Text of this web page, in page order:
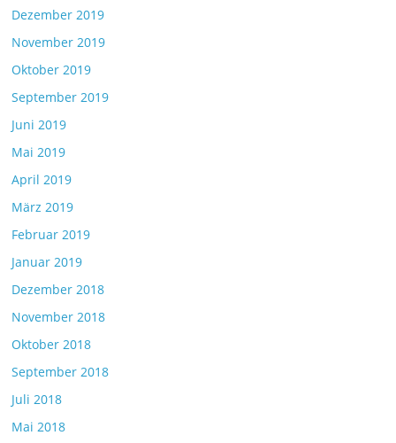
Dezember 2019
November 2019
Oktober 2019
September 2019
Juni 2019
Mai 2019
April 2019
März 2019
Februar 2019
Januar 2019
Dezember 2018
November 2018
Oktober 2018
September 2018
Juli 2018
Mai 2018